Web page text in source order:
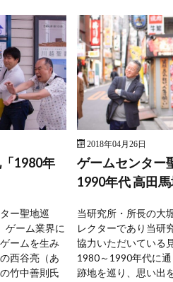
1980年
ー聖地巡
ゲーム業界に
ームを生み
西谷亮（あ
竹中善則氏
2018年04月26日
ゲームセンター
1990年代 高田馬
当研究所・所長の大
レクターであり当研
協力いただいている
1980～1990年代に
跡地を巡り、思い出